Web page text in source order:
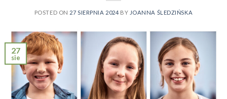
POSTED ON 27 SIERPNIA 2024 BY JOANNA ŚLEDZIŃSKA
27
sie